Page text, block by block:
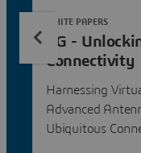
6G -
Connectivity
Harnessing
Advanced
Ubiquitous
WHITE PAPERS